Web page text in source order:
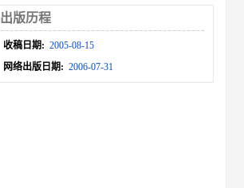
出版历程
收稿日期: 2005-08-15
网络出版日期: 2006-07-31